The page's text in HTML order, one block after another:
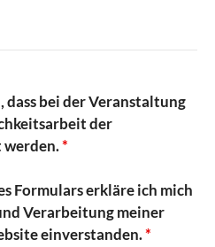
dass bei der Veranstaltung
der
werden.*
Formulars erkläre ich mich
Verarbeitung meiner
einverstanden.*